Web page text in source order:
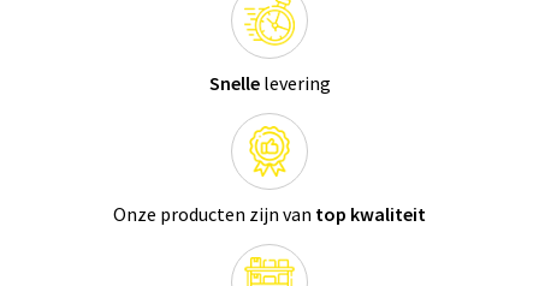
Snellelevering
Onze producten zijn van top kwaliteit